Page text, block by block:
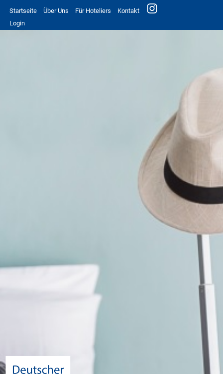
Startseite Über Uns Für Hoteliers
Kontakt
Login